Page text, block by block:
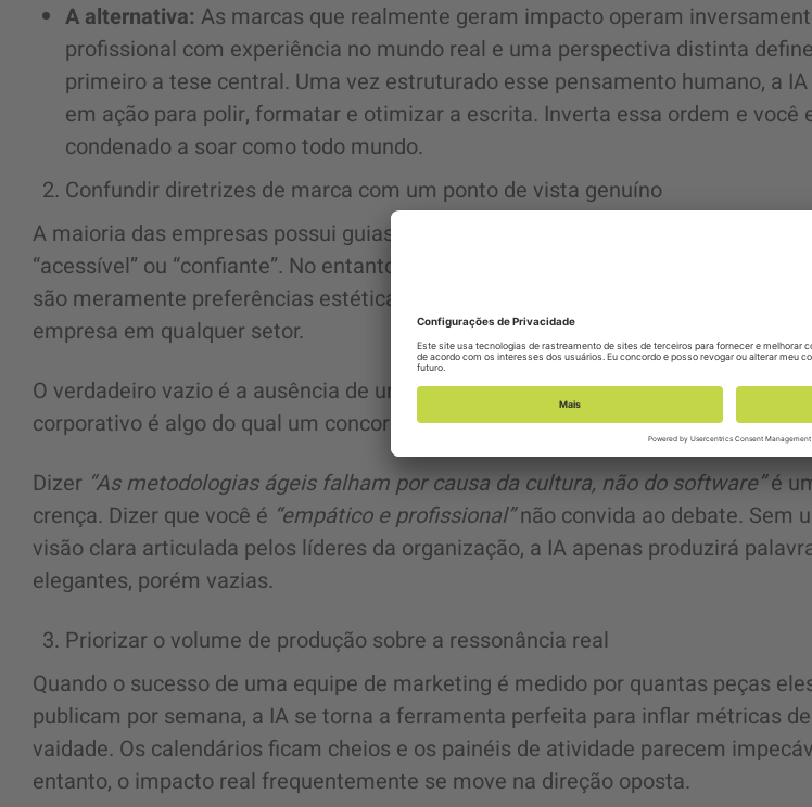
A alternativa: As marcas que realmente geram impacto operam
profissional com experiência no mundo real e uma perspectiva distinta define
primeiro a tese central. Uma vez estruturado esse pensamento humano, a
em ação para polir, formatar e otimizar a escrita. Inverta essa ordem e você
condenado a soar como todo mundo.
Confundir diretrizes de marca com um ponto de vista genuíno
A maioria das empresas possui guias de estilo repletos de adjetivos como
“acessível” ou “confiante”. No entanto, essas palavras não definem um
são meramente preferências estéticas que poderiam se aplicar a quase qualquer
empresa em qualquer setor.
O verdadeiro vazio é a ausência de uma opinião. Um verdadeiro posicionamento
corporativo é algo do qual um concorrente poderia discordar abertamente.
Dizer “As metodologias ágeis falham por causa da cultura, não do software”é
crença. Dizer que você é “empático e profissional”não convida ao debate. Sem
visão clara articulada pelos líderes da organização, a IA apenas produzirá
elegantes, porém vazias.
Priorizar o volume de produção sobre a ressonância real
Quando o sucesso de uma equipe de marketing é medido por quantas peças
publicam por semana, a IA se torna a ferramenta perfeita para inflar métricas de
vaidade. Os calendários ficam cheios e os painéis de atividade parecem
entanto, o impacto real frequentemente se move na direção oposta.